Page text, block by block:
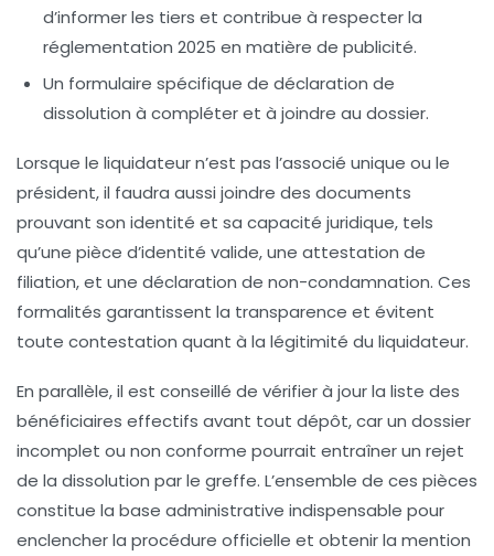
d’informer les tiers et contribue à respecter la
réglementation 2025 en matière de publicité.
Un formulaire spécifique de déclaration de
dissolution à compléter et à joindre au dossier.
Lorsque le liquidateur n’est pas l’associé unique ou le
président, il faudra aussi joindre des documents
prouvant son identité et sa capacité juridique, tels
qu’une pièce d’identité valide, une attestation de
filiation, et une déclaration de non-condamnation. Ces
formalités garantissent la transparence et évitent
toute contestation quant à la légitimité du liquidateur.
En parallèle, il est conseillé de vérifier à jour la liste des
bénéficiaires effectifs avant tout dépôt, car un dossier
incomplet ou non conforme pourrait entraîner un rejet
de la dissolution par le greffe. L’ensemble de ces pièces
constitue la base administrative indispensable pour
enclencher la procédure officielle et obtenir la mention